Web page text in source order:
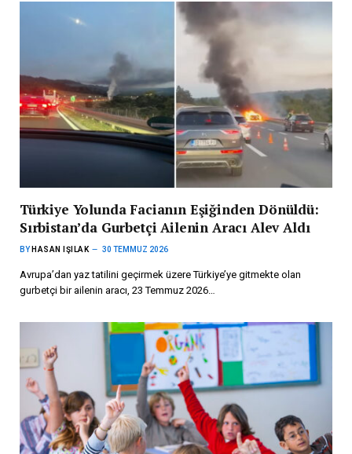
Türkiye Yolunda Facianın Eşiğinden Dönüldü:
Sırbistan’da Gurbetçi Ailenin Aracı Alev Aldı
BY HASAN IŞILAK 30 TEMMUZ 2026
Avrupa’dan yaz tatilini geçirmek üzere Türkiye’ye gitmekte olan
gurbetçi bir ailenin aracı, 23 Temmuz 2026…